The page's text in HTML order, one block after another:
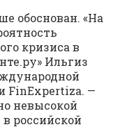
обоснован. «На
кризиса в
Ильгиз
FinExpertiza. —
невысокой
российской